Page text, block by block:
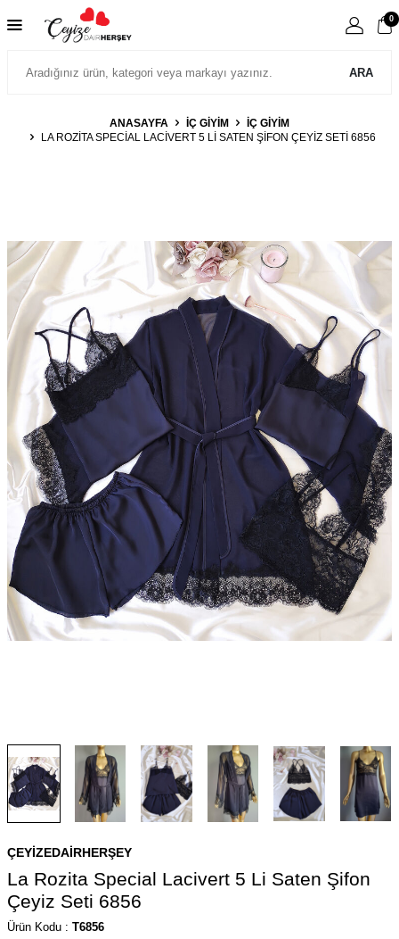
ARA
0
ANASAYFA İÇ GIYIM
İÇ GIYIM
LA ROZITA SPECIAL LACIVERT 5 LI SATEN ŞIFON ÇEYIZ SETI 6856
ÇEYIZEDAIRHERŞEY
La Rozita Special Lacivert 5 Li Saten Şifon
Çeyiz Seti 6856
Ürün Kodu : T6856